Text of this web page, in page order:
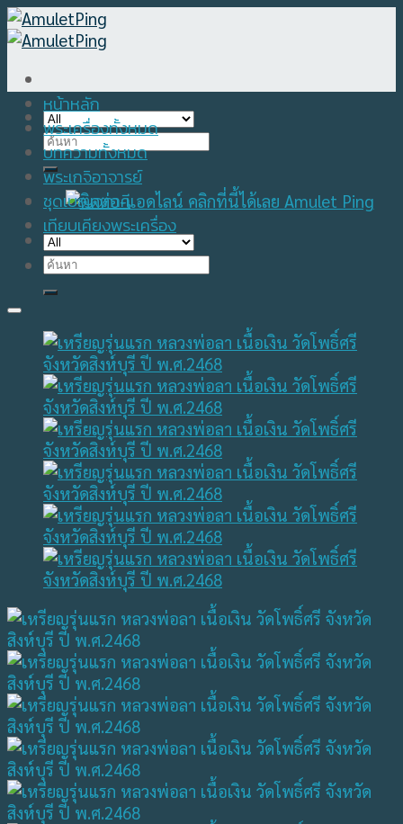
Skip
to
Search
for:
Search
หน้าหลัก
พระเครื่องทั้งหมด
บทความทั้งหมด
พระเกจิอาจารย์
ชุดเบญจภาคี
เทียบเคียงพระเครื่อง